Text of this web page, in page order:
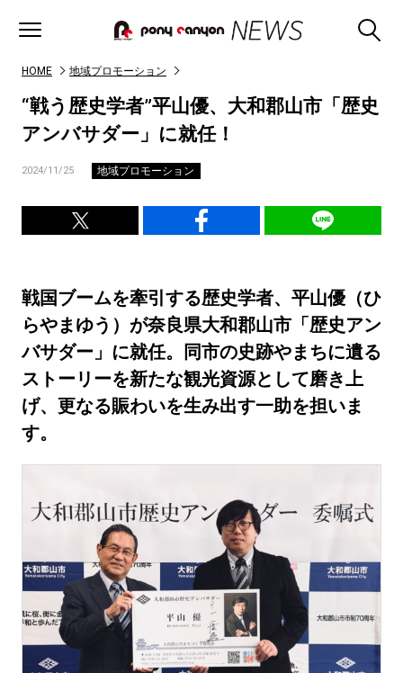
HOME 地域プロモーション
“戦う歴史学者”平山優、大和郡山市「歴史
アンバサダー」に就任！
2024/11/25 地域プロモーション
戦国ブームを牽引する歴史学者、平山優（ひ
らやまゆう）が奈良県大和郡山市「歴史アン
バサダー」に就任。同市の史跡やまちに遺る
ストーリーを新たな観光資源として磨き上
げ、更なる賑わいを生み出す一助を担いま
す。